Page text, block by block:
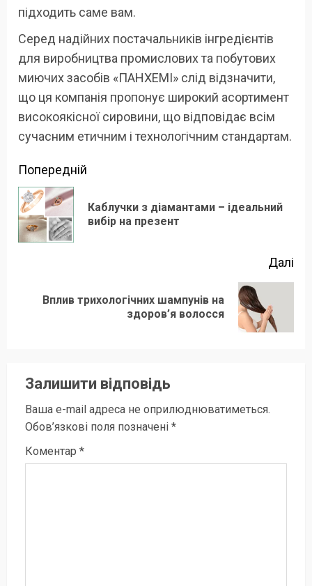
підходить саме вам.
Серед надійних постачальників інгредієнтів
для виробництва промислових та побутових
миючих засобів «ПАНХЕМІ» слід відзначити,
що ця компанія пропонує широкий асортимент
високоякісної сировини, що відповідає всім
сучасним етичним і технологічним стандартам.
Продовжити
читання
Попередній
Каблучки з діамантами – ідеальний
вибір на презент
Далі
Наступний
Вплив трихологічних шампунів на
здоров’я волосся
Залишити відповідь
Ваша e-mail адреса не оприлюднюватиметься.
Обов’язкові поля позначені *
Коментар *